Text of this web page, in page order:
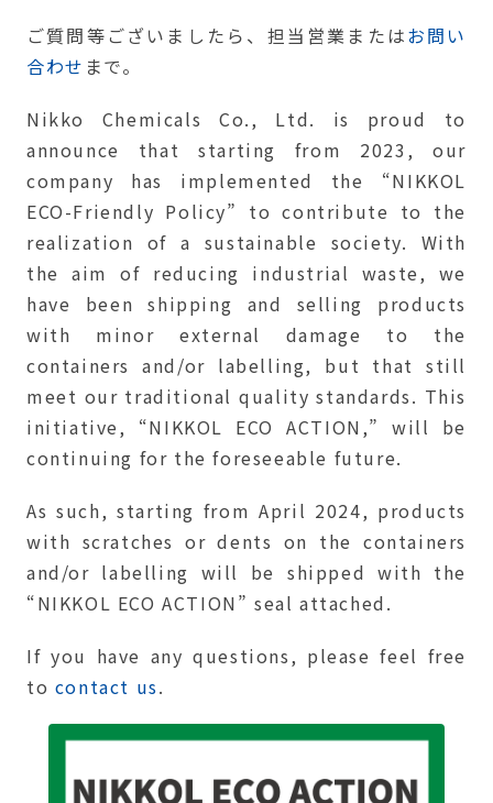
ご質問等ございましたら、担当営業またはお問い
合わせ まで。
Nikko Chemicals Co., Ltd. is proud to
announce that starting from 2023, our
company has implemented the “NIKKOL
ECO-Friendly Policy” to contribute to the
realization of a sustainable society. With
the aim of reducing industrial waste, we
have been shipping and selling products
with minor external damage to the
containers and/or labelling, but that still
meet our traditional quality standards. This
initiative, “NIKKOL ECO ACTION,” will be
continuing for the foreseeable future.
As such, starting from April 2024, products
with scratches or dents on the containers
and/or labelling will be shipped with the
“NIKKOL ECO ACTION” seal attached.
If you have any questions, please feel free
to contact us.